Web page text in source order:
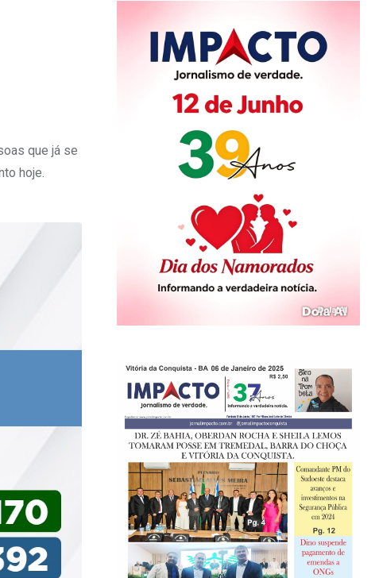
que já se
hoje.